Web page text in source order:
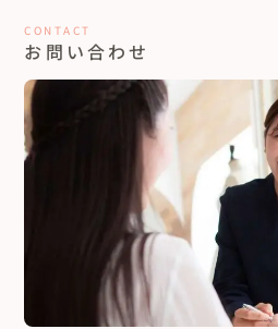
CONTACT
お問い合わせ